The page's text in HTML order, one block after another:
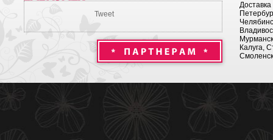
Tweet
Калуга,